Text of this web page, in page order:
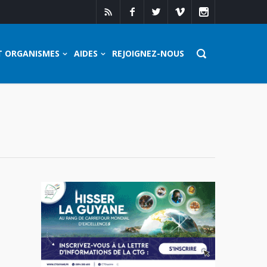
ORGANISMES AIDES REJOIGNEZ-NOUS